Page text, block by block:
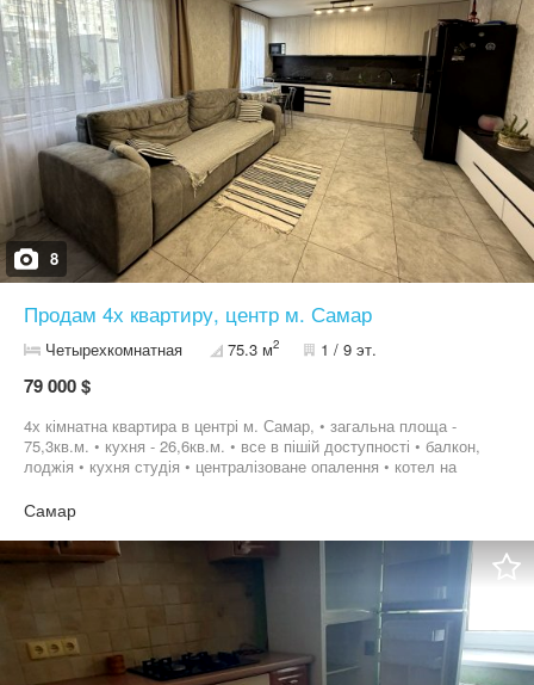
8
Продам 4х квартиру, центр м. Самар
Четырехкомнатная 75.3 м2 1 / 9 эт.
79 000 $
4х кімнатна квартира в центрі м. Самар, • загальна площа -
75,3кв.м. • кухня - 26,6кв.м. • все в пішій доступності • балкон,
лоджія • кухня студія • централізоване опалення • котел на
утеплені двері на 3 петлях «Булат» • замки «Кале» • лічильник
день/ніч • утеплена зовні •підʼїзд
Самар